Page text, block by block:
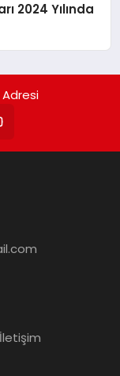
2024 Yılında
İletişim